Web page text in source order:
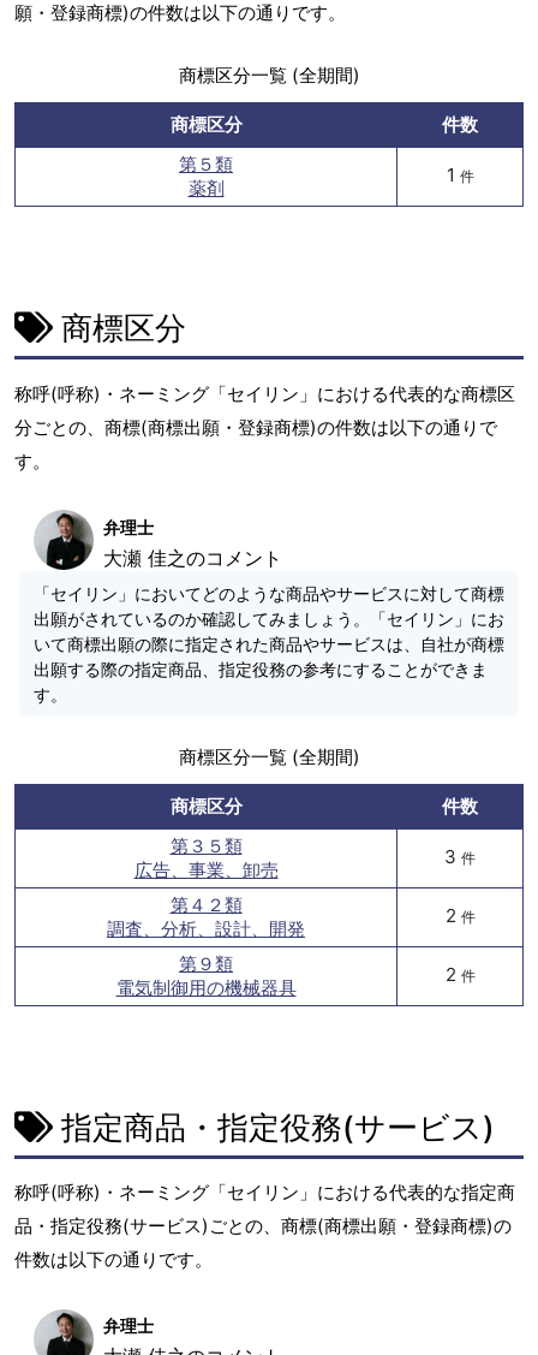
願・登録商標)の件数は以下の通りです。
商標区分一覧 (全期間)
商標区分
件数
第５類
薬剤
1 件
商標区分
称呼(呼称)・ネーミング「セイリン」における代表的な商標区
分ごとの、商標(商標出願・登録商標)の件数は以下の通りで
す。
弁理士
大瀬 佳之のコメント
「セイリン」においてどのような商品やサービスに対して商標
出願がされているのか確認してみましょう。「セイリン」にお
いて商標出願の際に指定された商品やサービスは、自社が商標
出願する際の指定商品、指定役務の参考にすることができま
す。
商標区分一覧 (全期間)
商標区分
件数
第３５類
広告、事業、卸売
3 件
第４２類
調査、分析、設計、開発
2 件
第９類
電気制御用の機械器具
2 件
指定商品・指定役務(サービス)
称呼(呼称)・ネーミング「セイリン」における代表的な指定商
品・指定役務(サービス)ごとの、商標(商標出願・登録商標)の
件数は以下の通りです。
弁理士